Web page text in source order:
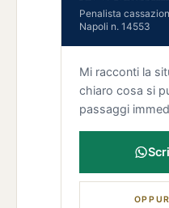
Penalista
Napoli n. 14553
Mi racconti la
chiaro cosa si
passaggi